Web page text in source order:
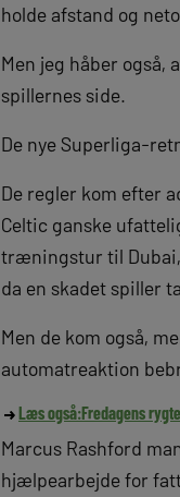
holde afstand og
Men jeg håber også,
spillernes side.
De nye Superliga-
De regler kom efter
Celtic ganske
træningstur til
da en skadet spiller
Men de kom også,
automatreaktion
Læs også:Fredagens
Marcus Rashford
hjælpearbejde for